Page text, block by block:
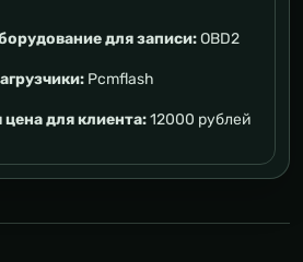
для записи:OBD2
Pcmflash
для клиента:12000 рублей